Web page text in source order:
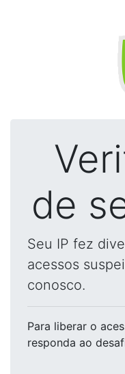
de
Seu IP fez
acessos
conosco.
Para liberar o
responda ao